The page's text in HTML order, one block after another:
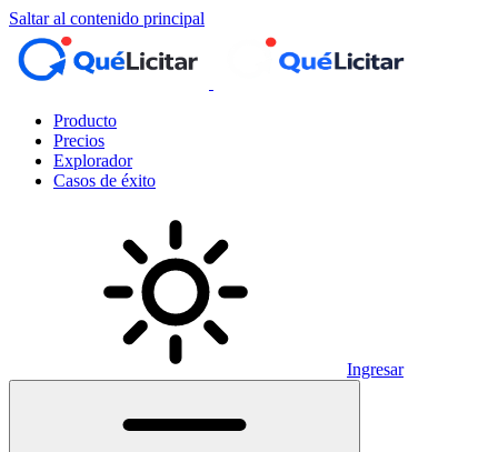
Saltar al contenido principal
Producto
Precios
Explorador
Casos de éxito
Ingresar